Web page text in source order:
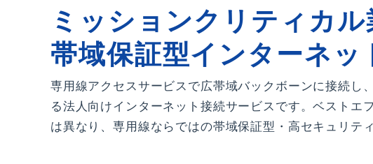
ミッションクリティカル
帯域保証型インターネッ
専用線アクセスサービスで広帯域バックボーンに接続し
る法人向けインターネット接続サービスです。ベストエ
は異なり、専用線ならではの帯域保証型・高セキュリテ